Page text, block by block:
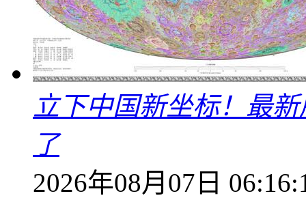
立下中国新坐标！最
了
2026年08月07日